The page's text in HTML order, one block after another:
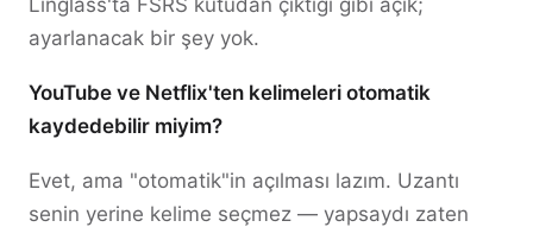
Linglass'ta FSRS kutudan çıktığı gibi açık;
ayarlanacak bir şey yok.
YouTube ve Netflix'ten kelimeleri otomatik
kaydedebilir miyim?
Evet, ama "otomatik"in açılması lazım. Uzantı
senin yerine kelime seçmez — yapsaydı zaten